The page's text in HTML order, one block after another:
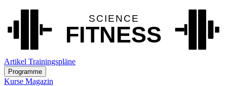
Artikel Trainingspläne
Programme
Kurse Magazin